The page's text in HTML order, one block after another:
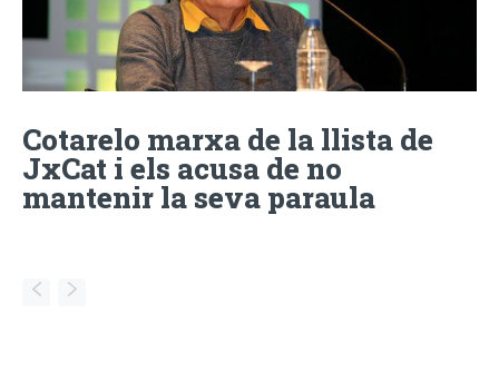
Cotarelo marxa de la llista de
JxCat i els acusa de no
mantenir la seva paraula